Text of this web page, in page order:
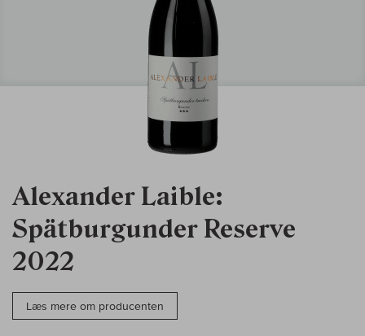
Alexander Laible:
Spätburgunder Reserve
2022
Læs mere om producenten